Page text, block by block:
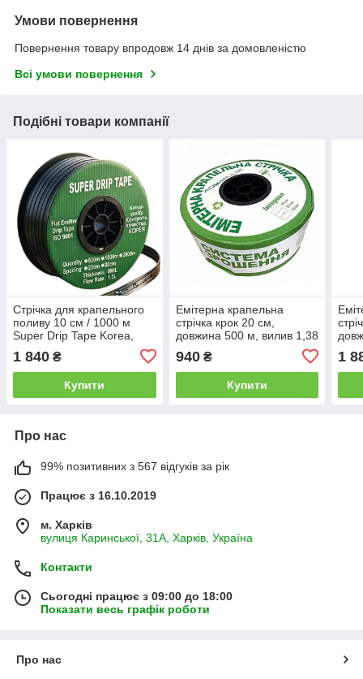
Умови повернення
Повернення товару впродовж 14 днів за домовленістю
Всі умови повернення
Подібні товари компанії
Стрічка для крапельного
поливу 10 см / 1000 м
Super Drip Tape Korea,
емітерна 1,4 л/год, 8 міл
1 840 ₴
Купити
Емітерна крапельна
стрічка крок 20 см,
довжина 500 м, вилив 1,38
940₴
Купити
1
Про нас
99% позитивних з 567 відгуків за рік
Працює з 16.10.2019
м. Харків
вулиця Каринської, 31А, Харків, Україна
Контакти
Сьогодні працює з 09:00 до 18:00
Показати весь графік роботи
Про нас